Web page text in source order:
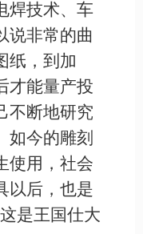
焊技术、车
说非常的曲
纸，到加
才能量产投
不断地研究
如今的雕刻
使用，社会
以后，也是
是王国仕大